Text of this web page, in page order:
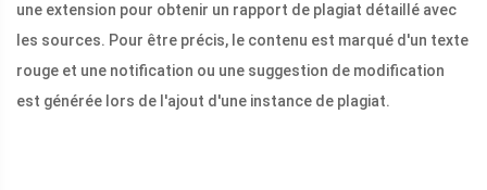
une extension pour obtenir un rapport de plagiat détaillé avec
les sources. Pour être précis, le contenu est marqué d'un texte
rouge et une notification ou une suggestion de modification
est générée lors de l'ajout d'une instance de plagiat.